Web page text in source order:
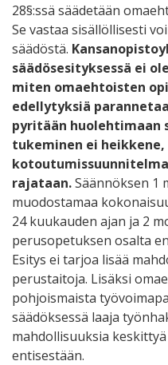
28§:ssä säädetään
Se vastaa sisällöllisesti
säädöstä.
säädösesityksessä ei
miten omaehtoisten
edellytyksiä
pyritään
tukeminen ei heikkene,
rajataan.Säännöksen 1
muodostamaa
24 kuukauden ajan ja 2
perusopetuksen osalta
Esitys ei tarjoa lisää
perustaitoja. Lisäksi
pohjoismaista
säädöksessä laaja
mahdollisuuksia
entisestään.